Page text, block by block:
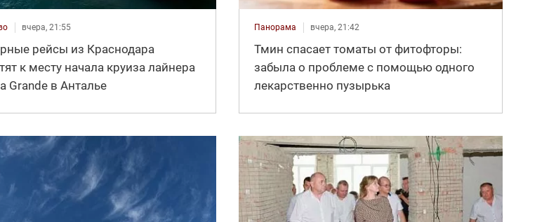
вчера, 21:55
рейсы из Краснодара
к месту начала круиза лайнера
Grande в Анталье
Панорама вчера, 21:42
Тмин спасает томаты от фитофторы:
забыла о проблеме с помощью одного
лекарственно пузырька